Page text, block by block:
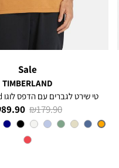
Sale
TIMBERLAND
טי שירט לגברים עם הדפס לוגו Timberland®
מחיר
מוצר
89.90 ₪
מחיר
רגיל
179.90 ₪
צבע
Orange